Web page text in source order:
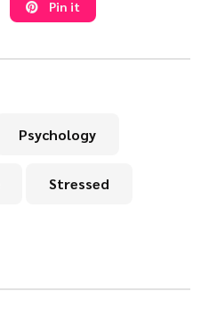
Pin it
Psychology
Stressed